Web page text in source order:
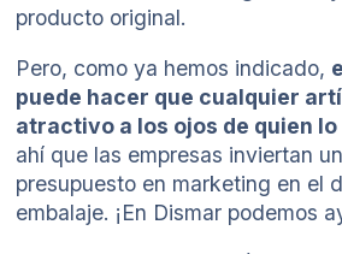
producto original.
Pero, como ya hemos indicado,
puede hacer que cualquier
atractivo a los ojos de quien
ahí que las empresas inviertan
presupuesto en marketing en el
embalaje. ¡En Dismar podemos